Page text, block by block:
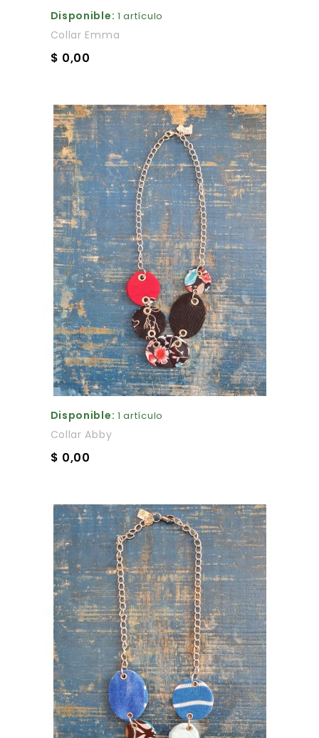
Disponible: 1 artículo
Collar Emma
$ 0,00
Disponible: 1 artículo
Collar Abby
$ 0,00